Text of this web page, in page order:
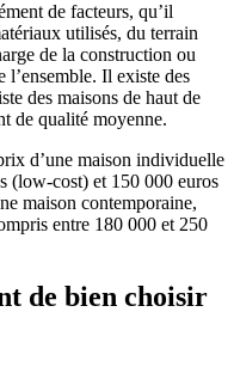
de facteurs, qu’il
utilisés, du terrain
de la construction ou
Il existe des
des maisons de haut de
de qualité moyenne.
d’une maison individuelle
(low-cost) et 150 000 euros
maison contemporaine,
entre 180 000 et 250
de bien choisir